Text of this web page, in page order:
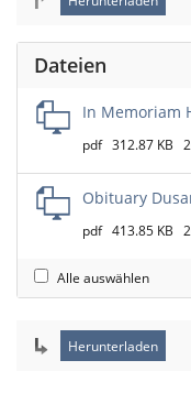
Dateien
In Memoriam
pdf 312.87 KB
Obituary
pdf 413.85 KB
Alle auswählen